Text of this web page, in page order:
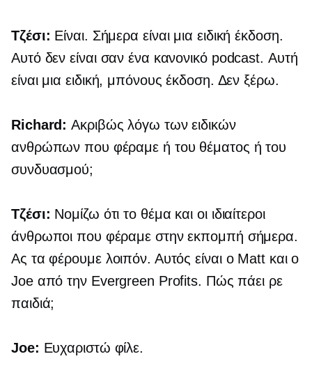
Τζέσι: Είναι. Σήμερα είναι μια ειδική έκδοση.
Αυτό δεν είναι σαν ένα κανονικό podcast. Αυτή
είναι μια ειδική, μπόνους έκδοση. Δεν ξέρω.
Richard: Ακριβώς λόγω των ειδικών
ανθρώπων που φέραμε ή του θέματος ή του
συνδυασμού;
Τζέσι: Νομίζω ότι το θέμα και οι ιδιαίτεροι
άνθρωποι που φέραμε στην εκπομπή σήμερα.
Ας τα φέρουμε λοιπόν. Αυτός είναι ο Matt και ο
Joe από την Evergreen Profits. Πώς πάει ρε
παιδιά;
Joe: Ευχαριστώ φίλε.